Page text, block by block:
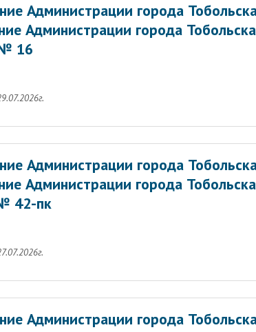
Администрации города
Администрации города
16
Администрации города
Администрации города
42-пк
Администрации города